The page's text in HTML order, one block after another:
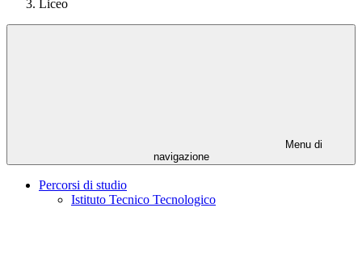
Liceo
Menu di
navigazione
Percorsi di studio
Istituto Tecnico Tecnologico